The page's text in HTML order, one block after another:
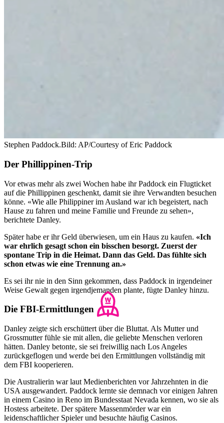
Stephen Paddock.Bild: AP/Courtesy of Eric Paddock
Der Phillippinen-Trip
Vor etwas mehr als zwei Wochen habe ihr Paddock ein Flugticket
auf die Phillippinen geschenkt, damit sie ihre Verwandten besuchen
könne. «Wie alle Philippiner im Ausland war ich begeistert, nach
Hause zu fahren und meine Familie und Freunde zu sehen»,
berichtete Danley.
Später habe er ihr Geld überwiesen, um ein Haus zu kaufen. «Ich
war ehrlich gesagt schon ein bisschen besorgt. Zuerst der
spontane Trip in die Heimat. Dann das Geld. Das fühlte sich
schon etwas wie eine Trennung an.»
Es sei ihr nie in den Sinn gekommen, dass Paddock in irgendeiner
Weise Gewalt gegen irgendjemanden plante, fügte Danley hinzu.
Die FBI-Ermittlungen
Danley zeigte sich erschüttert über die Bluttat. Als Mutter und
Grossmutter fühle sie mit allen, die geliebte Menschen verloren
hätten. Danley betonte, sie sei freiwillig nach Los Angeles
zurückgeflogen und werde bei den Ermittlungen vollständig mit
dem FBI kooperieren.
Die Australierin war laut Medienberichten vor Jahrzehnten in die
USA ausgewandert. Paddock lernte sie demnach vor einigen Jahren
in einem Casino in Reno im Bundesstaat Nevada kennen, wo sie als
Hostess arbeitete. Der spätere Massenmörder war ein
leidenschaftlicher Spieler und besuchte häufig Casinos.